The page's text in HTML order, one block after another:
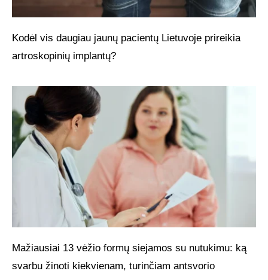
Kodėl vis daugiau jaunų pacientų Lietuvoje prireikia
artroskopinių implantų?
Mažiausiai 13 vėžio formų siejamos su nutukimu: ką
svarbu žinoti kiekvienam, turinčiam antsvorio